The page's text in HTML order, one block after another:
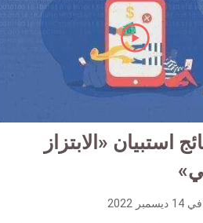
استبيان «الابتزاز
في 14 ديسمبر 2022